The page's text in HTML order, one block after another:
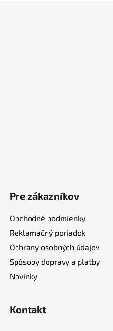
Pre zákazníkov
Obchodné podmienky
Reklamačný poriadok
Ochrany osobných údajov
Spôsoby dopravy a platby
Novinky
Kontakt